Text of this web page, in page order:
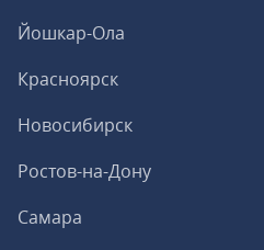
Йошкар-Ола
Красноярск
Новосибирск
Ростов-на-Дону
Самара